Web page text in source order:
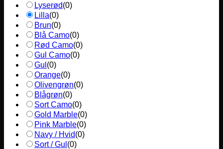
Lyserød(0)
Lilla(0)
Brun(0)
Blå Camo(0)
Rød Camo(0)
Gul Camo(0)
Gul (0)
Orange(0)
Olivengrøn(0)
Blågrøn(0)
Sort Camo(0)
Gold Marble(0)
Pink Marble(0)
Navy / Hvid(0)
Sort / Gul (0)